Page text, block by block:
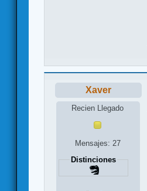
Xaver
Recien Llegado
Mensajes: 27
Distinciones